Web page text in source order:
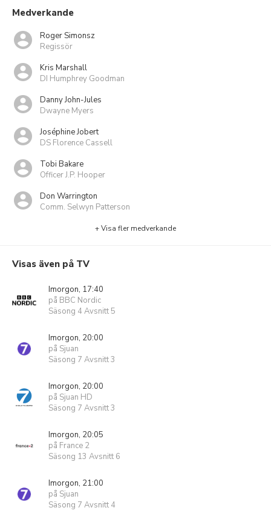
Medverkande
Roger Simonsz
Regissör
Kris Marshall
DI Humphrey Goodman
Danny John-Jules
Dwayne Myers
Joséphine Jobert
DS Florence Cassell
Tobi Bakare
Officer J.P. Hooper
Don Warrington
Comm. Selwyn Patterson
+ Visa fler medverkande
Visas även på TV
Imorgon, 17:40
på BBC Nordic
Säsong 4 Avsnitt 5
Imorgon, 20:00
på Sjuan
Säsong 7 Avsnitt 3
Imorgon, 20:00
på Sjuan HD
Säsong 7 Avsnitt 3
Imorgon, 20:05
på France 2
Säsong 13 Avsnitt 6
Imorgon, 21:00
på Sjuan
Säsong 7 Avsnitt 4